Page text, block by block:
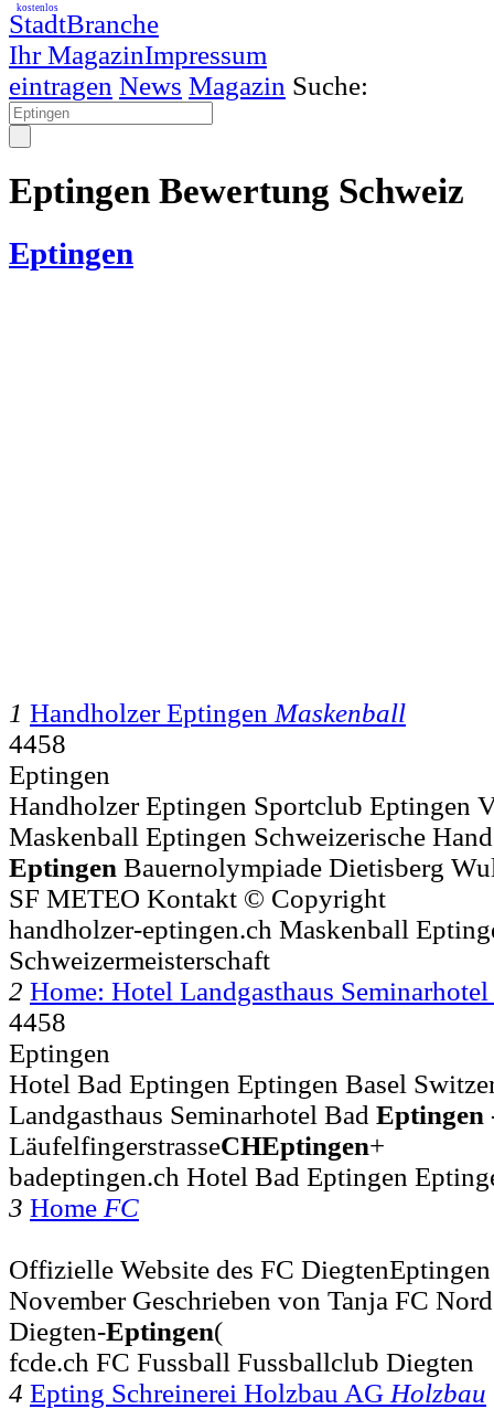
StadtBranche
Ihr MagazinImpressum
kostenlos
eintragen News Magazin Suche:
Eptingen Bewertung Schweiz
Eptingen
1 Handholzer Eptingen Maskenball
4458
Eptingen
Handholzer Eptingen Sportclub Eptingen
Maskenball Eptingen Schweizerische
Eptingen Bauernolympiade Dietisberg
SF METEO Kontakt © Copyright
handholzer-eptingen.ch Maskenball
Schweizermeisterschaft
2 Home: Hotel Landgasthaus Seminarhotel
4458
Eptingen
Hotel Bad Eptingen Eptingen Basel
Landgasthaus Seminarhotel Bad Eptingen
LäufelfingerstrasseCHEptingen+
badeptingen.ch Hotel Bad Eptingen
3 Home FC
Offizielle Website des FC
November Geschrieben von Tanja FC
Diegten-Eptingen(
fcde.ch FC Fussball Fussballclub Diegten
4 Epting Schreinerei Holzbau AG Holzbau